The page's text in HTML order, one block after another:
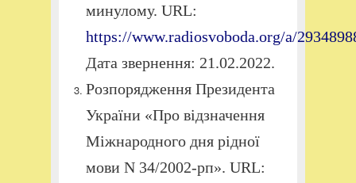
минулому. URL:
https://www.radiosvoboda.org/a/
Дата звернення: 21.02.2022.
Розпорядження Президента
України «Про відзначення
Міжнародного дня рідної
мови N 34/2002-рп». URL: